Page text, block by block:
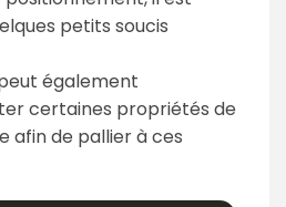
petits soucis
également
certaines propriétés de
afin de pallier à ces